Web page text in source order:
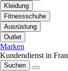
Kleidung
Fitnessschuhe
Ausrüstung
Outlet
Marken
Kundendienst in
Suchen